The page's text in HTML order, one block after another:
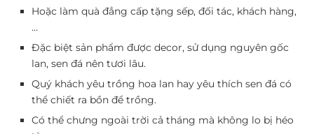
Hoặc làm quà đẳng cấp tặng sếp, đối tác, khách hàng,
…
Đặc biệt sản phẩm được decor, sử dụng nguyên gốc
lan, sen đá nên tươi lâu.
Quý khách yêu trồng hoa lan hay yêu thích sen đá có
thể chiết ra bồn để trồng.
Có thể chưng ngoài trời cả tháng mà không lo bị héo